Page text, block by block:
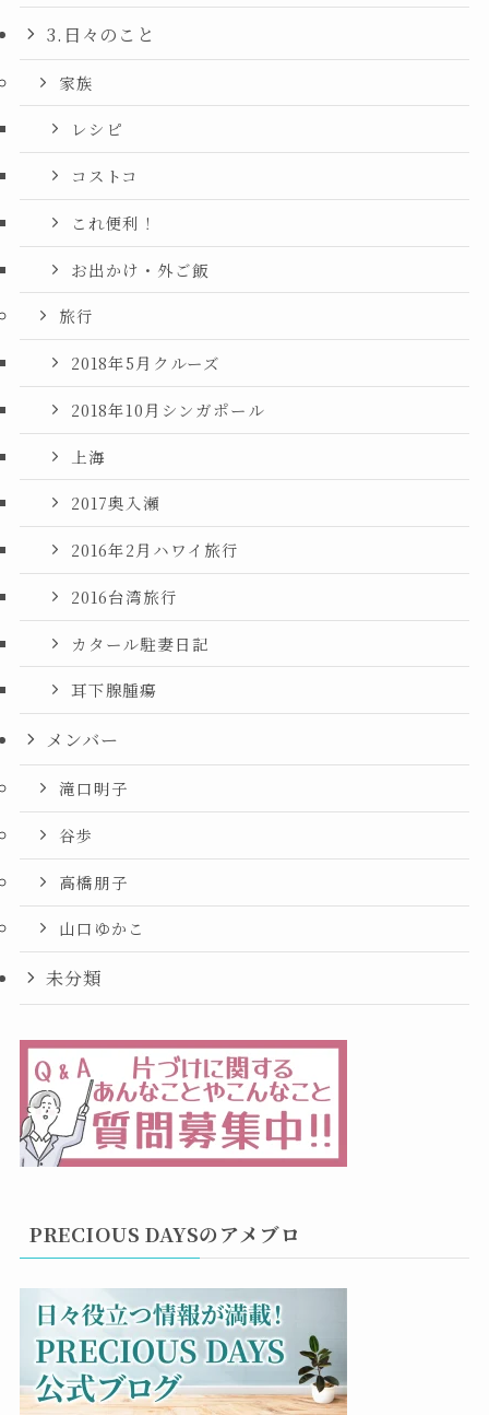
3.日々のこと
家族
レシピ
コストコ
これ便利！
お出かけ・外ご飯
旅行
2018年5月クルーズ
2018年10月シンガポール
上海
2017奥入瀬
2016年2月ハワイ旅行
2016台湾旅行
カタール駐妻日記
耳下腺腫瘍
メンバー
滝口明子
谷歩
高橋朋子
山口ゆかこ
未分類
PRECIOUS DAYSのアメブロ